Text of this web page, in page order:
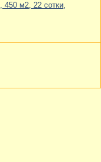
450 м2, 22 сотки,